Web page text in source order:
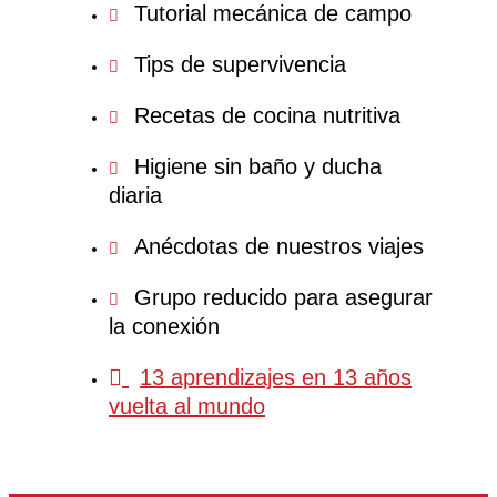
Tutorial mecánica de campo
Tips de supervivencia
Recetas de cocina nutritiva
Higiene sin baño y ducha
diaria
Anécdotas de nuestros viajes
Grupo reducido para asegurar
la conexión
13 aprendizajes en 13 años
vuelta al mundo